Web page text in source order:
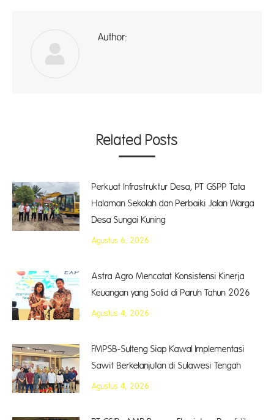
Author:
Related Posts
Perkuat Infrastruktur Desa, PT GSPP Tata
Halaman Sekolah dan Perbaiki Jalan Warga
Desa Sungai Kuning
Agustus 6, 2026
Astra Agro Mencatat Konsistensi Kinerja
Keuangan yang Solid di Paruh Tahun 2026
Agustus 4, 2026
FMPSB-Sulteng Siap Kawal Implementasi
Sawit Berkelanjutan di Sulawesi Tengah
Agustus 4, 2026